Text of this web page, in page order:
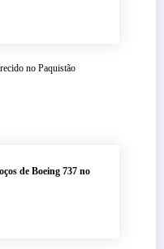
de Boeing 737 no